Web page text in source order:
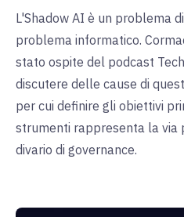
L'Shadow AI è un problema
problema informatico.
stato ospite del podcast
discutere delle cause di
per cui definire gli obiettivi
strumenti rappresenta la via
divario di governance.